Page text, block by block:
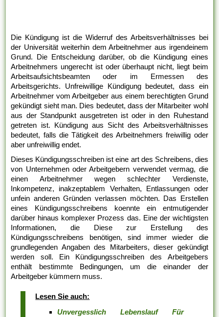
Die Kündigung ist die Widerruf des Arbeitsverhältnisses bei
der Universität weiterhin dem Arbeitnehmer aus irgendeinem
Grund. Die Entscheidung darüber, ob die Kündigung eines
Arbeitnehmers ungerecht ist oder überhaupt nicht, liegt beim
Arbeitsaufsichtsbeamten oder im Ermessen des
Arbeitsgerichts. Unfreiwillige Kündigung bedeutet, dass ein
Arbeitnehmer vom Arbeitgeber aus einem berechtigten Grund
gekündigt sieht man. Dies bedeutet, dass der Mitarbeiter wohl
aus der Standpunkt ausgetreten ist oder in den Ruhestand
getreten ist. Kündigung aus Sicht des Arbeitsverhältnisses
bedeutet, falls die Tätigkeit des Arbeitnehmers freiwillig oder
aber unfreiwillig endet.
Dieses Kündigungsschreiben ist eine art des Schreibens, dies
von Unternehmen oder Arbeitgebern verwendet vermag, die
einen Arbeitnehmer wegen schlechter Verdienste,
Inkompetenz, inakzeptablem Verhalten, Entlassungen oder
unfein anderen Gründen verlassen möchten. Das Erstellen
eines Kündigungsschreibens koennte ein entmutigender
darüber hinaus komplexer Prozess das. Eine der wichtigsten
Informationen, die Diese zur Erstellung des
Kündigungsschreibens benötigen, sind immer wieder die
grundlegenden Angaben des Mitarbeiters, dieser gekündigt
werden soll. Ein Kündigungsschreiben des Arbeitgebers
enthält bestimmte Bedingungen, um die einander der
Arbeitgeber kümmern muss.
Lesen Sie auch:
Unvergesslich Lebenslauf Für